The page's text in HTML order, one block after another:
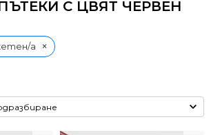
С ЦВЯТ ЧЕРВЕН
а ×